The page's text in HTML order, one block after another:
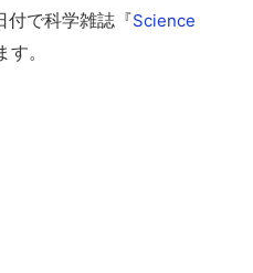
で科学雑誌『Science
。